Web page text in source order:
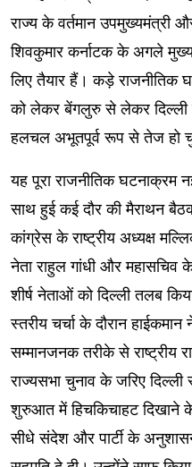
राज्य के वर्तमान उपमुख्यमंत्री
शिवकुमार कर्नाटक के अगले
लिए तैयार हैं। कड़े राजनीतिक
को लेकर बेंगलुरु से लेकर दिल्ली
हलचल अभूतपूर्व रूप से तेज हो
यह पूरा राजनीतिक घटनाक्रम
साथ हुई कई दौर की मैराथन
कांग्रेस के राष्ट्रीय अध्यक्ष
नेता राहुल गांधी और महासचिव
शीर्ष नेताओं को दिल्ली तलब
स्तरीय चर्चा के दौरान हाईकमान
सम्मानजनक तरीके से राष्ट्रीय
राज्यसभा चुनाव के जरिए दिल्ली
शुरुआत में हिचकिचाहट दिखाने के
सीधे संदेश और पार्टी के